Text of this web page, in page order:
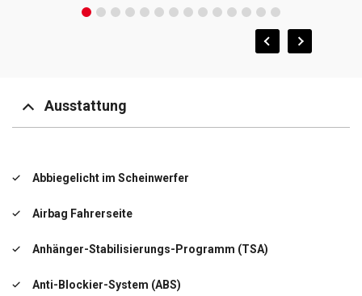
Ausstattung
Abbiegelicht im Scheinwerfer
Airbag Fahrerseite
Anhänger-Stabilisierungs-Programm (TSA)
Anti-Blockier-System (ABS)